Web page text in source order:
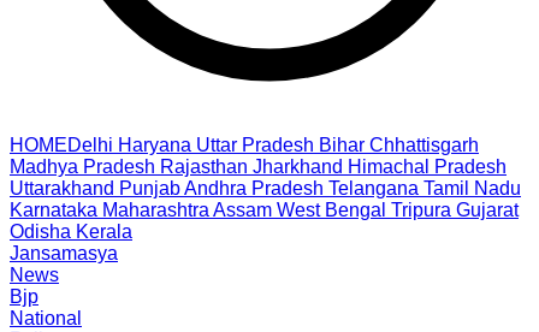
HOMEDelhi Haryana Uttar Pradesh Bihar Chhattisgarh
Madhya Pradesh Rajasthan Jharkhand Himachal Pradesh
Uttarakhand PunjabAndhra Pradesh Telangana Tamil Nadu
Karnataka Maharashtra Assam West Bengal Tripura Gujarat
Odisha Kerala
Jansamasya
News
Bjp
National